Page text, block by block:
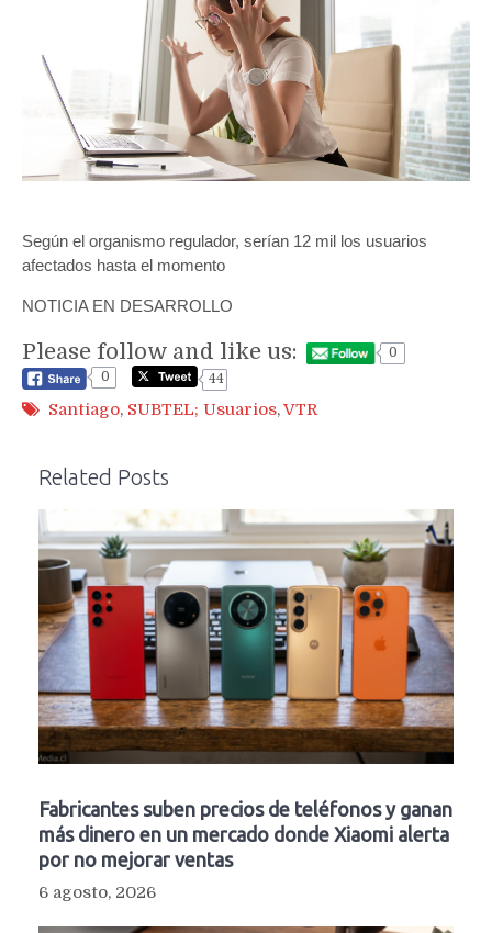
Según el organismo regulador, serían 12 mil los usuarios
afectados hasta el momento
NOTICIA EN DESARROLLO
Please follow and like us:
0
0
44
Santiago, SUBTEL; Usuarios,VTR
Related Posts
Fabricantes suben precios de teléfonos y ganan
más dinero en un mercado donde Xiaomi alerta
por no mejorar ventas
6 agosto, 2026